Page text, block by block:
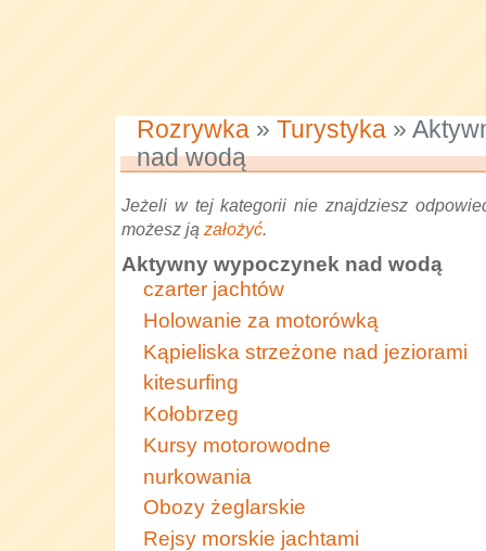
Rozrywka » Turystyka »
nad wodą
Jeżeli w tej kategorii nie znajdziesz
możesz ją założyć.
Aktywny wypoczynek nad wodą
czarter jachtów
Holowanie za motorówką
Kąpieliska strzeżone nad jeziorami
kitesurfing
Kołobrzeg
Kursy motorowodne
nurkowania
Obozy żeglarskie
Rejsy morskie jachtami